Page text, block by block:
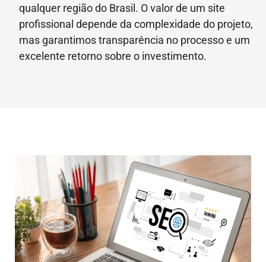
qualquer região do Brasil. O valor de um site
profissional depende da complexidade do projeto,
mas garantimos transparência no processo e um
excelente retorno sobre o investimento.